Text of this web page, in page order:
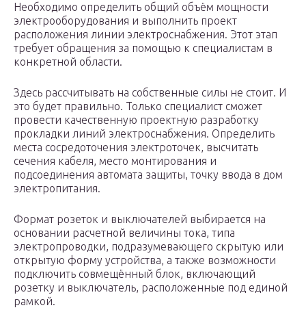
Необходимо определить общий объём мощности
электрооборудования и выполнить проект
расположения линии электроснабжения. Этот этап
требует обращения за помощью к специалистам в
конкретной области.
Здесь рассчитывать на собственные силы не стоит. И
это будет правильно. Только специалист сможет
провести качественную проектную разработку
прокладки линий электроснабжения. Определить
места сосредоточения электроточек, высчитать
сечения кабеля, место монтирования и
подсоединения автомата защиты, точку ввода в дом
электропитания.
Формат розеток и выключателей выбирается на
основании расчетной величины тока, типа
электропроводки, подразумевающего скрытую или
открытую форму устройства, а также возможности
подключить совмещённый блок, включающий
розетку и выключатель, расположенные под единой
рамкой.